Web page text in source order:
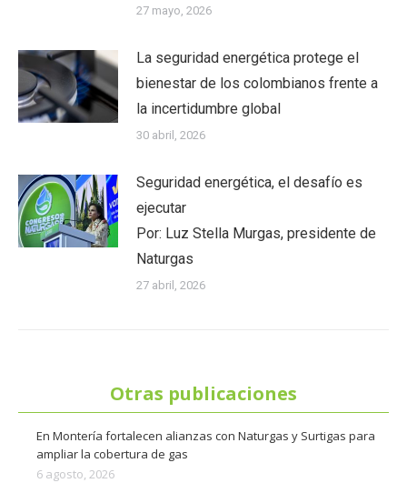
27 mayo, 2026
La seguridad energética protege el
bienestar de los colombianos frente a
la incertidumbre global
30 abril, 2026
Seguridad energética, el desafío es
ejecutar
Por: Luz Stella Murgas, presidente de
Naturgas
27 abril, 2026
Otras publicaciones
En Montería fortalecen alianzas con Naturgas y Surtigas para
ampliar la cobertura de gas
6 agosto, 2026